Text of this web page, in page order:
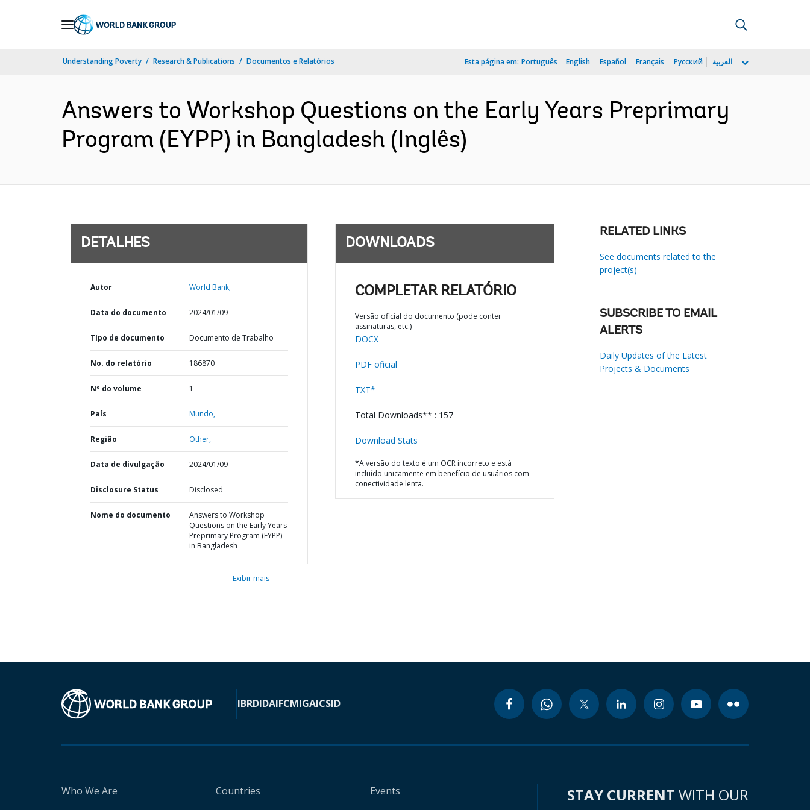
Understanding Poverty Research & Publications Documentos e Relatórios Esta página em: Português English Español Français Русский العربية
Answers to Workshop Questions on the Early Years Preprimary
Program (EYPP) in Bangladesh (Inglês)
DETALHES
Autor World Bank;
Data do documento 2024/01/09
TIpo de documento Documento de Trabalho
No. do relatório 186870
Nº do volume 1
País Mundo,
Região Other,
Data de divulgação 2024/01/09
Disclosure Status Disclosed
Nome do documento
Answers to Workshop
Questions on the Early Years
Preprimary Program (EYPP)
in Bangladesh
Exibir mais
DOWNLOADS
COMPLETAR RELATÓRIO
Versão oficial do documento (pode conter
assinaturas, etc.)
DOCX
PDF oficial
TXT*
Total Downloads** : 157
Download Stats
*A versão do texto é um OCR incorreto e está
incluído unicamente em benefício de usuários com
conectividade lenta.
RELATED LINKS
See documents related to the
project(s)
SUBSCRIBE TO EMAIL
ALERTS
Daily Updates of the Latest
Projects & Documents
IBRDIDAIFCMIGAICSID
Who We Are
Countries
Events
STAY CURRENT WITH OUR